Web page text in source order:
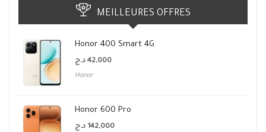
MEILLEURES OFFRES
Honor 400 Smart 4G
42,000 د.ج
Honor
Honor 600 Pro
142,000 د.ج